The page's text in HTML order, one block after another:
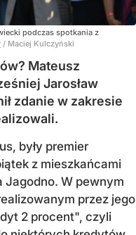
podczas spotkania z
/ Maciej Kulczyński
Mateusz
Jarosław
zdanie w zakresie
były premier
z mieszkańcami
Jagodno. W pewnym
przez jego
2 procent", czyli